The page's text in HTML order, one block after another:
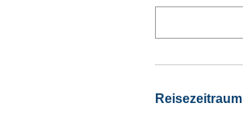
Reisezeitraum